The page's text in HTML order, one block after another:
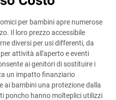
per bambini apre numerose
Il loro prezzo accessibile
diversi per usi differenti, da
attività all'aperto e eventi
ai genitori di sostituire i
un impatto finanziario
ai bambini una protezione dalla
poncho hanno molteplici utilizzi